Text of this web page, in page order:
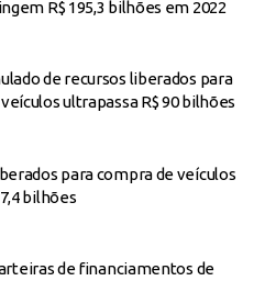
R$ 195,3 bilhões em 2022
de recursos liberados para
ultrapassa R$ 90 bilhões
para compra de veículos
bilhões
de financiamentos de